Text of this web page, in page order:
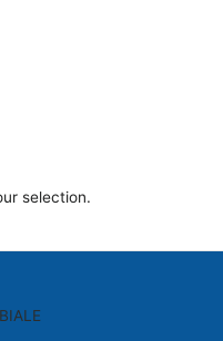
selection.